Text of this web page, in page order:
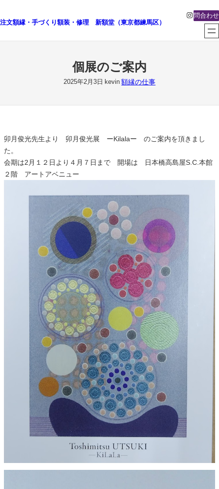
容
注文額縁・手づくり額装・修理 新額堂（東京都練馬区）
Instagram
問合わせ
個展のご案内
2025年2月3日 kevin 額縁の仕事
卯月俊光先生より 卯月俊光展 ーKilalaー のご案内を頂きまし
た。
会期は2月１２日より４月７日まで 開場は 日本橋高島屋S.C.本館
２階 アートアベニュー